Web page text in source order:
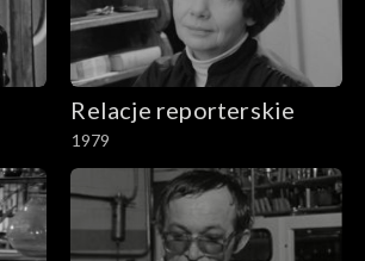
Relacje reporterskie
1979